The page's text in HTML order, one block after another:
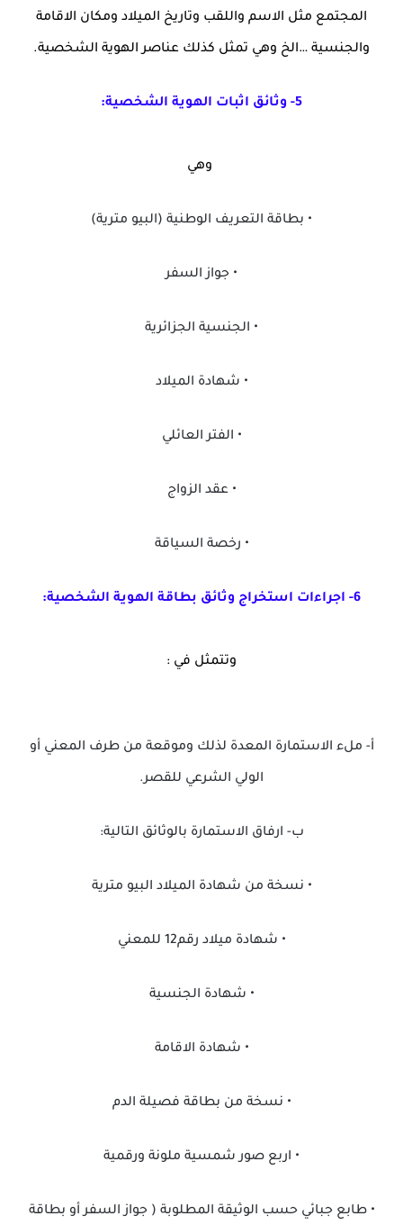
المجتمع مثل الاسم واللقب وتاريخ الميلاد ومكان الاقامة
والجنسية …الخ وهي تمثل كذلك عناصر الهوية الشخصية.
5- وثائق اثبات الهوية الشخصية:
وهي
• بطاقة التعريف الوطنية (البيو مترية)
• جواز السفر
• الجنسية الجزائرية
• شهادة الميلاد
• الفتر العائلي
• عقد الزواج
• رخصة السياقة
6- اجراءات استخراج وثائق بطاقة الهوية الشخصية:
وتتمثل في :
أ‌- ملء الاستمارة المعدة لذلك وموقعة من طرف المعني أو
الولي الشرعي للقصر.
ب‌- ارفاق الاستمارة بالوثائق التالية:
• نسخة من شهادة الميلاد البيو مترية
• شهادة ميلاد رقم12 للمعني
• شهادة الجنسية
• شهادة الاقامة
• نسخة من بطاقة فصيلة الدم
• اربع صور شمسية ملونة ورقمية
• طابع جبائي حسب الوثيقة المطلوبة ( جواز السفر أو بطاقة